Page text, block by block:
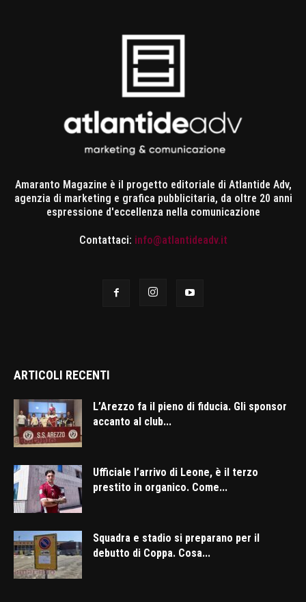
Amaranto Magazine è il progetto editoriale di Atlantide Adv,
agenzia di marketing e grafica pubblicitaria, da oltre 20 anni
espressione d'eccellenza nella comunicazione
Contattaci: info@atlantideadv.it
ARTICOLI RECENTI
L’Arezzo fa il pieno di fiducia. Gli sponsor
accanto al club...
Ufficiale l’arrivo di Leone, è il terzo
prestito in organico. Come...
Squadra e stadio si preparano per il
debutto di Coppa. Cosa...